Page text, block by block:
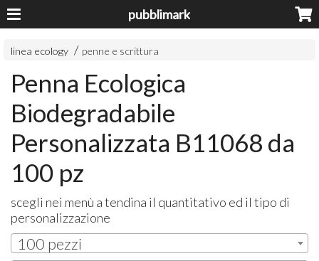
pubblimark
linea ecology penne e scrittura
Penna Ecologica
Biodegradabile
Personalizzata B11068 da
100 pz
scegli nei menù a tendina il quantitativo ed il tipo di
personalizzazione
100 pezzi